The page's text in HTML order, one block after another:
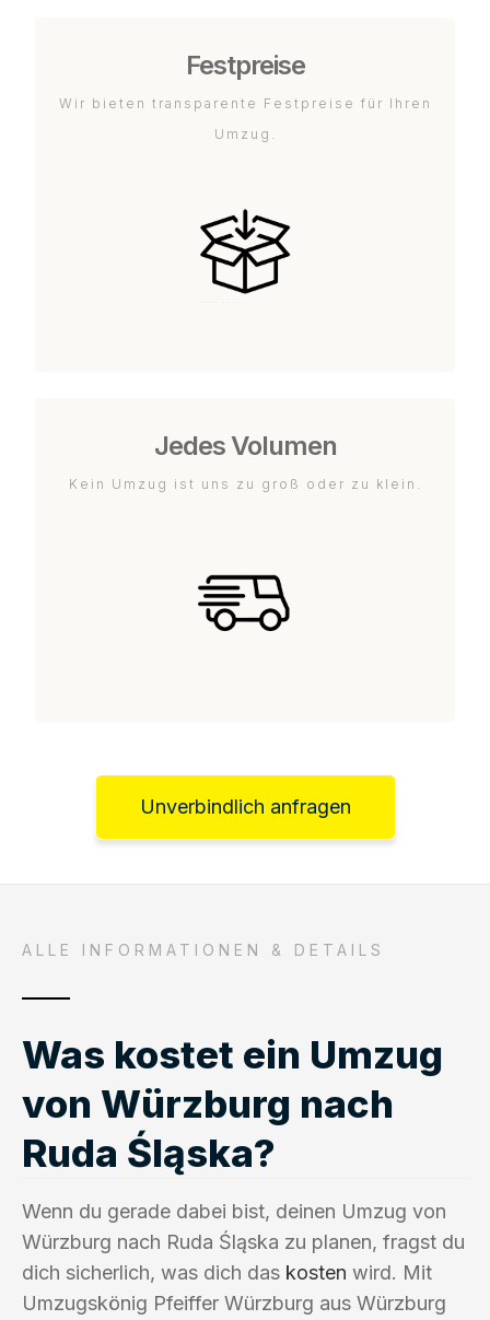
Festpreise
Wir bieten transparente Festpreise für Ihren
Umzug.
Jedes Volumen
Kein Umzug ist uns zu groß oder zu klein.
Unverbindlich anfragen
ALLE INFORMATIONEN & DETAILS
Was kostet ein Umzug
von Würzburg nach
Ruda Śląska?
Wenn du gerade dabei bist, deinen Umzug von
Würzburg nach Ruda Śląska zu planen, fragst du
dich sicherlich, was dich das kosten wird. Mit
Umzugskönig Pfeiffer Würzburg aus Würzburg